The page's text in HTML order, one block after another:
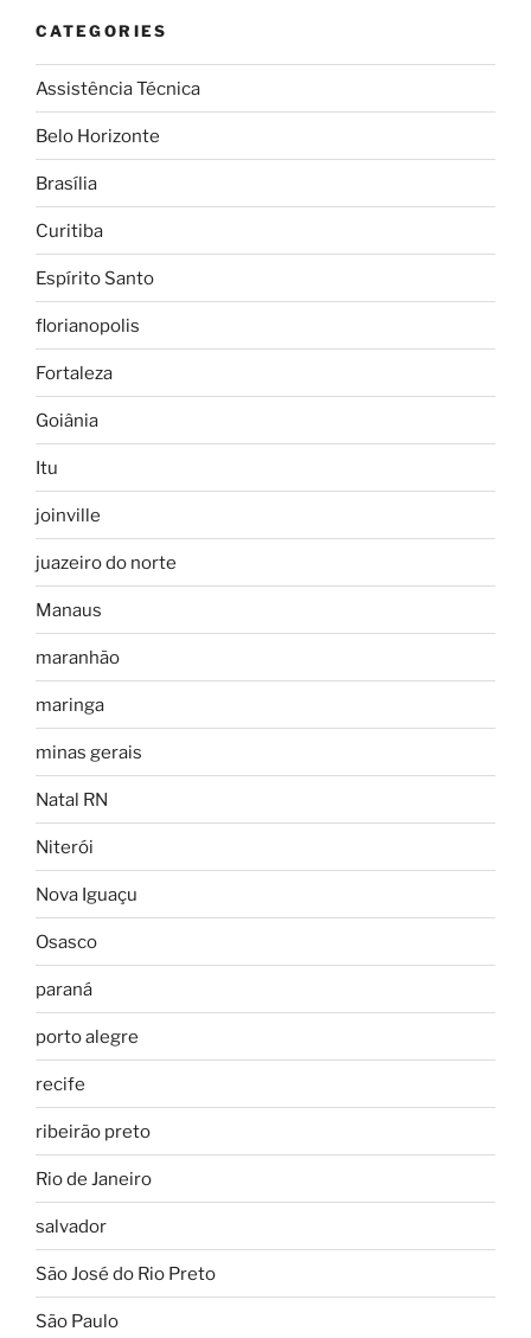
CATEGORIES
Assistência Técnica
Belo Horizonte
Brasília
Curitiba
Espírito Santo
florianopolis
Fortaleza
Goiânia
Itu
joinville
juazeiro do norte
Manaus
maranhão
maringa
minas gerais
Natal RN
Niterói
Nova Iguaçu
Osasco
paraná
porto alegre
recife
ribeirão preto
Rio de Janeiro
salvador
São José do Rio Preto
São Paulo